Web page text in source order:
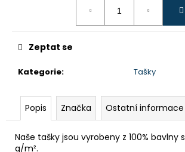
Kategorie: Tašky
Zeptat se
Popis Značka Ostatní informace
Naše tašky jsou vyrobeny z 100% bavlny
g/m².
e
m
e